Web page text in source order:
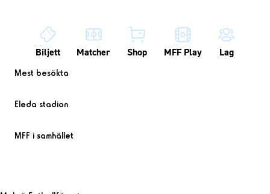
Biljett Matcher Shop MFF Play Lag
Mest besökta
Eleda stadion
MFF i samhället